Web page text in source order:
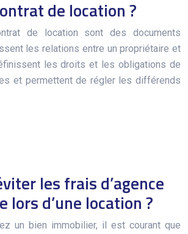
de location ?
de location sont des documents
les relations entre un propriétaire et
les droits et les obligations de
et permettent de régler les différends
les frais d’agence
lors d’une location ?
un bien immobilier, il est courant que